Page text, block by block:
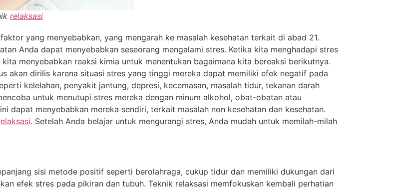
relaksasi
yang menyebabkan, yang mengarah ke masalah kesehatan terkait di abad 21.
Anda dapat menyebabkan seseorang mengalami stres. Ketika kita menghadapi stres
menyebabkan reaksi kimia untuk menentukan bagaimana kita bereaksi berikutnya.
akan dirilis karena situasi stres yang tinggi mereka dapat memiliki efek negatif pada
kelelahan, penyakit jantung, depresi, kecemasan, masalah tidur, tekanan darah
untuk menutupi stres mereka dengan minum alkohol, obat-obatan atau
dapat menyebabkan mereka sendiri, terkait masalah non kesehatan dan kesehatan.
. Setelah Anda belajar untuk mengurangi stres, Anda mudah untuk memilah-milah
sisi metode positif seperti berolahraga, cukup tidur dan memiliki dukungan dari
efek stres pada pikiran dan tubuh. Teknik relaksasi memfokuskan kembali perhatian